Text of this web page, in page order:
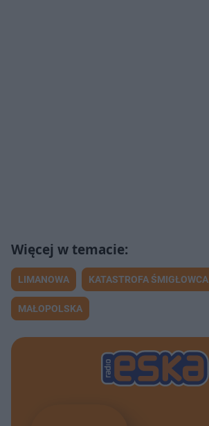
LIMANOWA KATASTROFA ŚMIGŁOWCA
MAŁOPOLSKA